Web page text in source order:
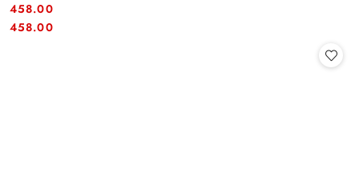
Cena:
458.00
Cena:
458.00